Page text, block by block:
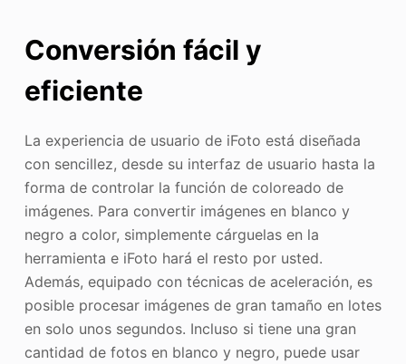
Conversión fácil y
eficiente
La experiencia de usuario de iFoto está diseñada
con sencillez, desde su interfaz de usuario hasta la
forma de controlar la función de coloreado de
imágenes. Para convertir imágenes en blanco y
negro a color, simplemente cárguelas en la
herramienta e iFoto hará el resto por usted.
Además, equipado con técnicas de aceleración, es
posible procesar imágenes de gran tamaño en lotes
en solo unos segundos. Incluso si tiene una gran
cantidad de fotos en blanco y negro, puede usar